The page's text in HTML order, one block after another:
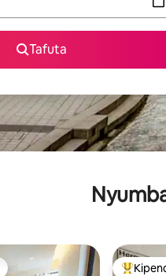
Tafuta